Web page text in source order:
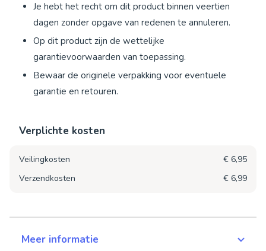
Je hebt het recht om dit product binnen veertien
dagen zonder opgave van redenen te annuleren.
Op dit product zijn de wettelijke
garantievoorwaarden van toepassing.
Bewaar de originele verpakking voor eventuele
garantie en retouren.
Verplichte kosten
Veilingkosten
€ 6,95
Verzendkosten
€ 6,99
Meer informatie